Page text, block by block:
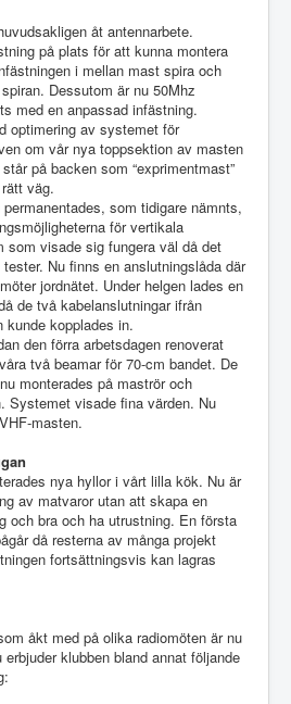
åt antennarbete.
på plats för att kunna montera
i mellan mast spira och
Dessutom är nu 50Mhz
med en anpassad infästning.
optimering av systemet för
om vår nya toppsektion av masten
på backen som “exprimentmast”
väg.
som tidigare nämnts,
för vertikala
som visade sig fungera väl då det
Nu finns en anslutningslåda där
jordnätet. Under helgen lades en
de två kabelanslutningar ifrån
kopplades in.
den förra arbetsdagen renoverat
två beamar för 70-cm bandet. De
monterades på maströr och
Systemet visade fina värden. Nu
masten.
nya hyllor i vårt lilla kök. Nu är
av matvaror utan att skapa en
och bra och ha utrustning. En första
då resterna av många projekt
fortsättningsvis kan lagras
åkt med på olika radiomöten är nu
klubben bland annat följande